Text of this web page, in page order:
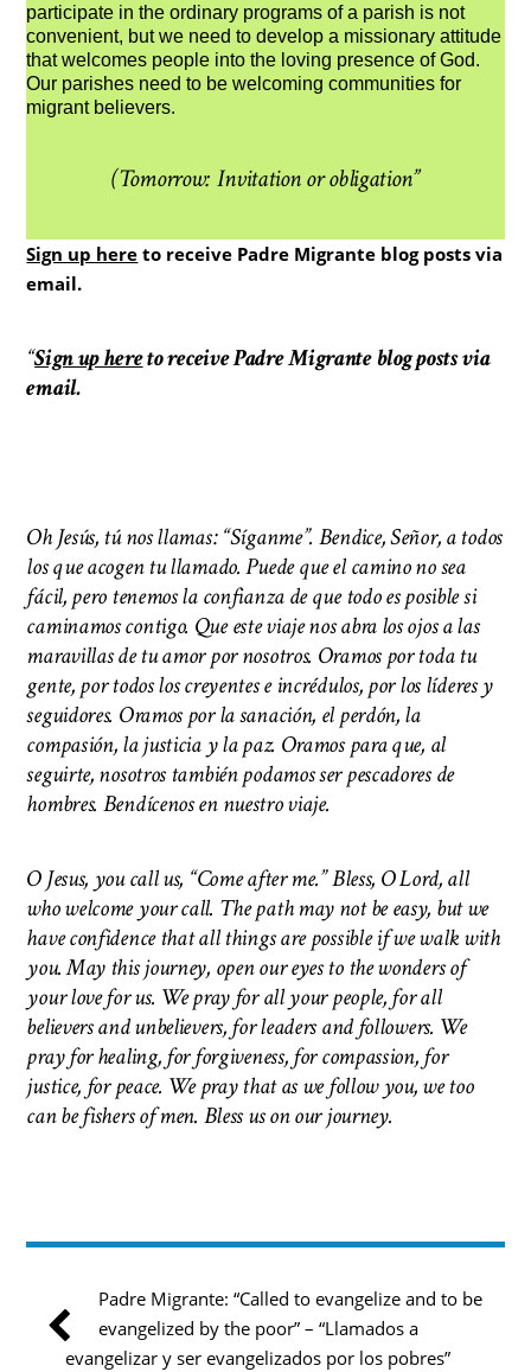
participate in the ordinary programs of a parish is not
convenient, but we need to develop a missionary attitude
that welcomes people into the loving presence of God.
Our parishes need to be welcoming communities for
migrant believers.
(Tomorrow: Invitation or obligation”
Sign up here to receive Padre Migrante blog posts via
email.
“Sign up hereto receive Padre Migrante blog posts via
email.
Oh Jesús, tú nos llamas: “Síganme”. Bendice, Señor, a todos
los que acogen tu llamado. Puede que el camino no sea
fácil, pero tenemos la confianza de que todo es posible si
caminamos contigo. Que este viaje nos abra los ojos a las
maravillas de tu amor por nosotros. Oramos por toda tu
gente, por todos los creyentes e incrédulos, por los líderes y
seguidores. Oramos por la sanación, el perdón, la
compasión, la justicia y la paz. Oramos para que, al
seguirte, nosotros también podamos ser pescadores de
hombres. Bendícenos en nuestro viaje.
O Jesus, you call us, “Come after me.” Bless, O Lord, all
who welcome your call. The path may not be easy, but we
have confidence that all things are possible if we walk with
you. May this journey, open our eyes to the wonders of
your love for us. We pray for all your people, for all
believers and unbelievers, for leaders and followers. We
pray for healing, for forgiveness, for compassion, for
justice, for peace. We pray that as we follow you, we too
can be fishers of men. Bless us on our journey.
Padre Migrante: “Called to evangelize and to be
evangelized by the poor” – “Llamados a
evangelizar y ser evangelizados por los pobres”